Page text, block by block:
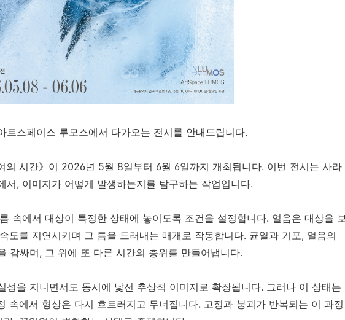
트스페이스 루모스에서 다가오는 전시를 안내드립니다.
의 시간》이 2026년 5월 8일부터 6월 6일까지 개최됩니다. 이번 전시는 사라
서, 이미지가 어떻게 발생하는지를 탐구하는 작업입니다.
속에서 대상이 특정한 상태에 놓이도록 조건을 설정합니다. 얼음은 대상을
도를 지연시키며 그 틈을 드러내는 매개로 작동합니다. 균열과 기포, 얼음의
감싸며, 그 위에 또 다른 시간의 층위를 만들어냅니다.
성을 지니면서도 동시에 낯선 추상적 이미지로 확장됩니다. 그러나 이 상태는
속에서 형상은 다시 흐트러지고 무너집니다. 고정과 붕괴가 반복되는 이 과정